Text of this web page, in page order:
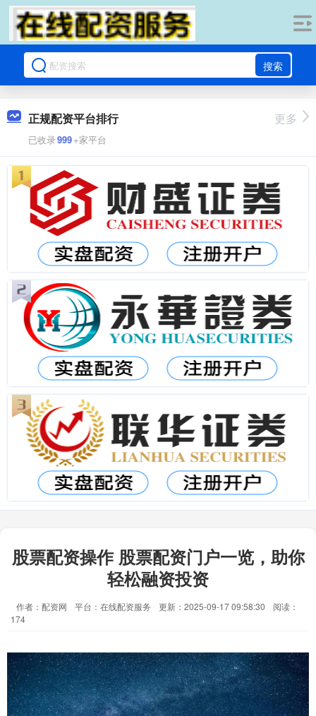
搜索
正规配资平台排行
已收录999+家平台
更多
股票配资操作 股票配资门户一览，助你
轻松融资投资
作者：配资网 平台：在线配资服务 更新：2025-09-17 09:58:30
阅读：
174